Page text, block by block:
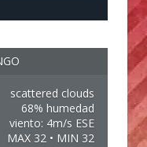
scattered clouds
68% humedad
viento: 4m/s ESE
MAX 32 • MIN 32